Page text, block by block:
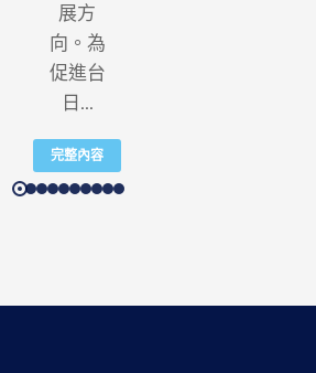
展方
向。為
促進台
日...
完整內容